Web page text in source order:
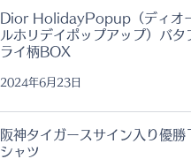
Dior HolidayPopup（ディオー
ルホリデイポップアップ）バタ
ライ柄BOX
2024年6月23日
阪神タイガースサイン入り優勝
シャツ